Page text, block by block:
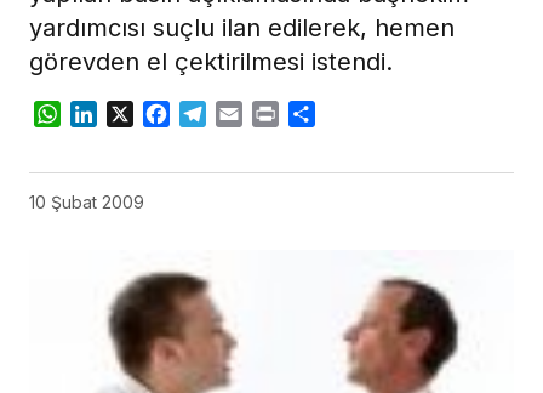
yardımcısı suçlu ilan edilerek, hemen
görevden el çektirilmesi istendi.
WhatsApp
LinkedIn
X Facebook
Telegram
Email Print
10 Şubat 2009